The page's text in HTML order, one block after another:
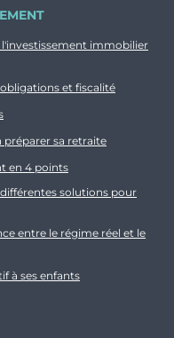
l'investissement immobilier
et fiscalité
préparer sa retraite
en 4 points
solutions pour
entre le régime réel et le
à ses enfants